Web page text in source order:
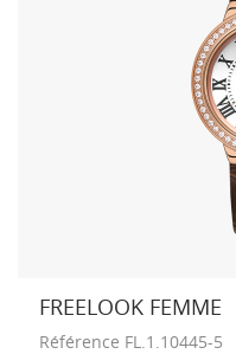
FREELOOK FEMME
Référence FL.1.10445-5